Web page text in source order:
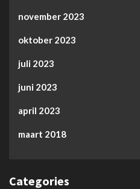
november 2023
oktober 2023
juli 2023
juni 2023
april 2023
maart 2018
Categories